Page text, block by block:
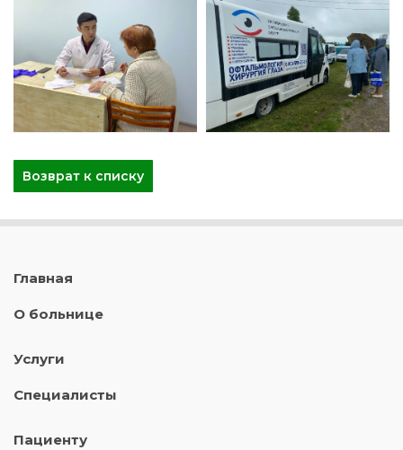
Возврат к списку
Главная
О больнице
Услуги
Специалисты
Пациенту